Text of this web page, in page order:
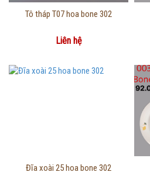
Thông tin chi tiết
Tô tháp T07 hoa bone 302
Liên hệ
Thông tin chi tiết
Đĩa xoài 25 hoa bone 302